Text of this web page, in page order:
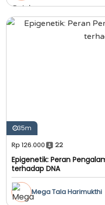
35m
Rp 126.000 22
Epigenetik: Peran
terhadap DNA
Mega Tala Harimukthi